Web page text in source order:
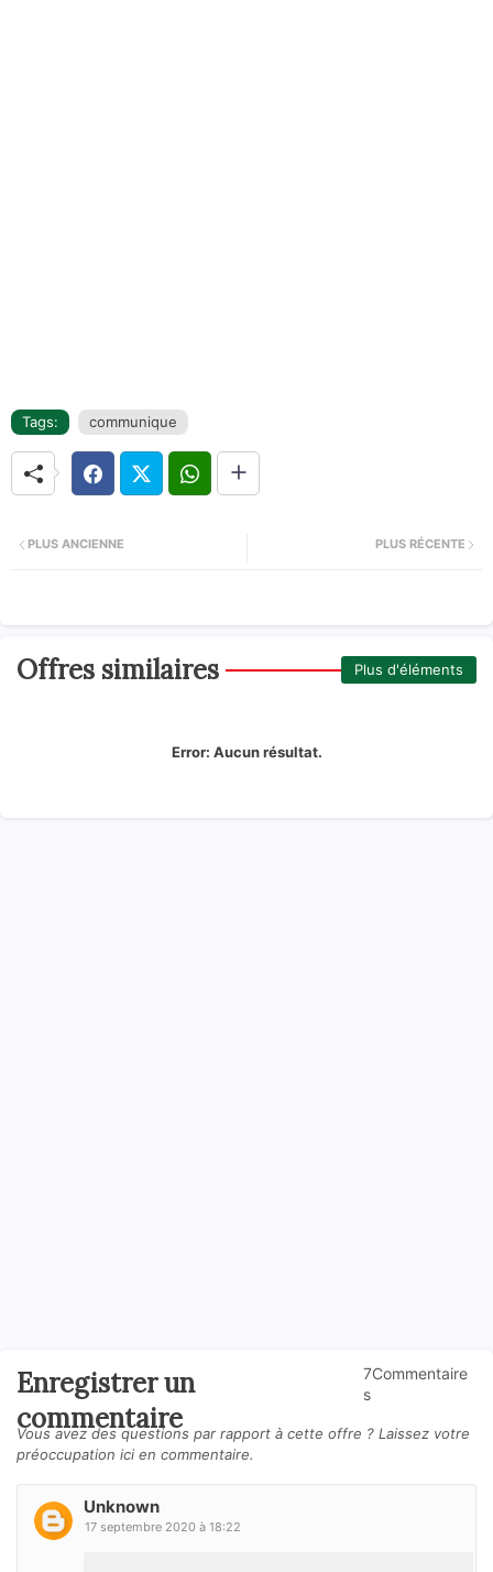
Tags: communique
PLUS RÉCENTE
PLUS ANCIENNE
Offres similaires Plus d'éléments
Error: Aucun résultat.
Enregistrer un
commentaire
7Commentaire
s
Vous avez des questions par rapport à cette offre ? Laissez votre
préoccupation ici en commentaire.
Unknown
17 septembre 2020 à 18:22